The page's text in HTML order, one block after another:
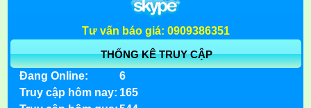
Tư vấn báo giá: 0909386351
THỐNG KÊ TRUY CẬP
Đang Online:
6
Truy cập hôm nay: 165